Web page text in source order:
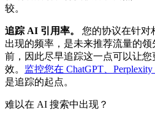
较。
追踪 AI 引用率。
您的协议在针对
出现的频率，是未来推荐流量的
前，因此尽早追踪这一点可以让
效。 监控您在 ChatGPT、
是追踪的起点。
难以在 AI 搜索中出现？